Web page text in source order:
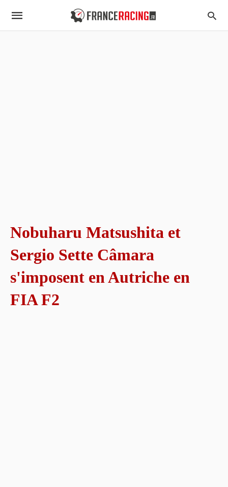
Nobuharu Matsushita et
Sergio Sette Câmara
s'imposent en Autriche en
FIA F2